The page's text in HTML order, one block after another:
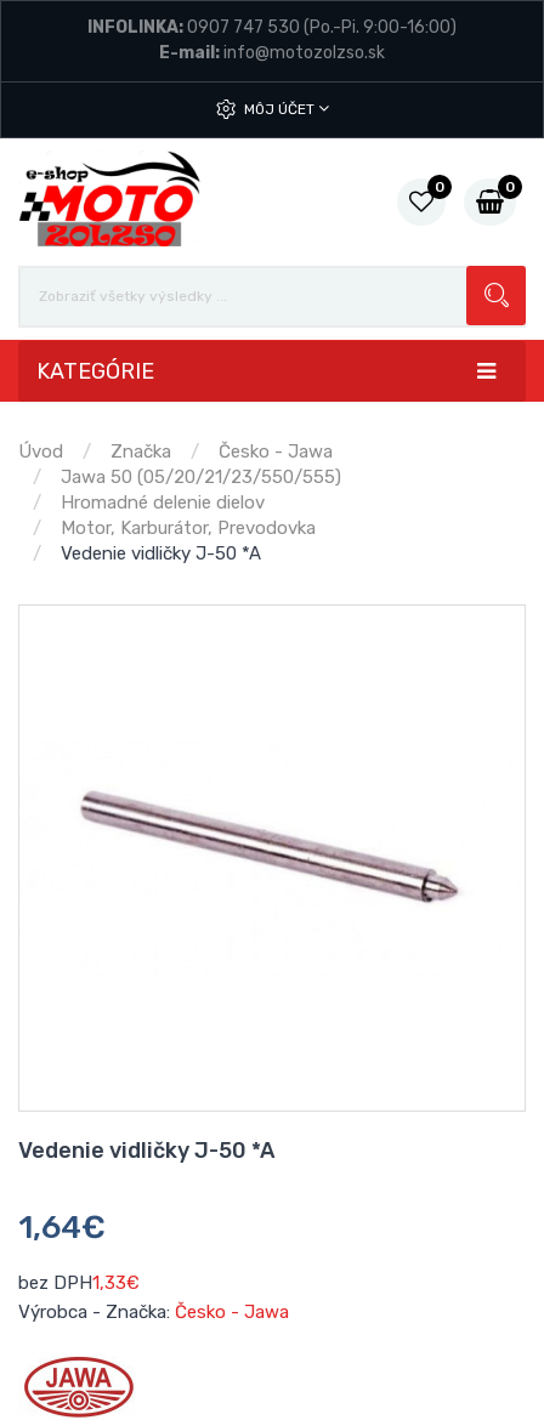
INFOLINKA:0907 747 530 (Po.-Pi. 9:00-16:00)
E-mail:info@motozolzso.sk
MÔJ ÚČET
0 0
KATEGÓRIE
Úvod Značka
Česko - Jawa
Jawa 50 (05/20/21/23/550/555)
Hromadné delenie dielov
Motor, Karburátor, Prevodovka
Vedenie vidličky J-50 *A
Vedenie vidličky J-50 *A
1,64€
bez DPH1,33€
Výrobca - Značka: Česko - Jawa